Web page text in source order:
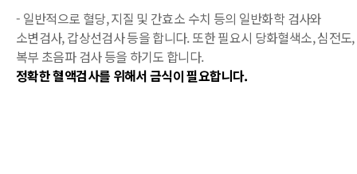
- 일반적으로 혈당, 지질 및 간효소 수치 등의 일반화학 검사와
소변검사, 갑상선검사 등을 합니다. 또한 필요시 당화혈색소, 심전도,
복부 초음파 검사 등을 하기도 합니다.
정확한 혈액검사를 위해서 금식이 필요합니다.